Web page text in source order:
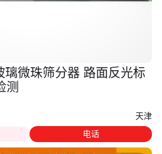
璃微珠筛分器 路面反光标
测
天津
电话